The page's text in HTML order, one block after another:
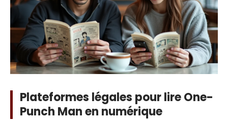
Plateformes légales pour lire One-
Punch Man en numérique